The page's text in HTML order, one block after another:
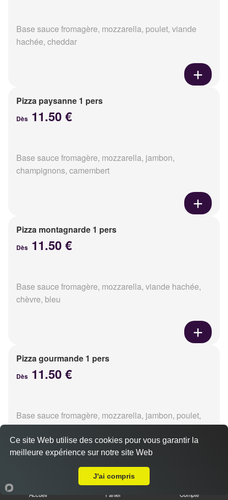
Base sauce fromagère, mozzarella, poulet, viande
hachée, cheddar
Pizza paysanne 1 pers
Dès 11.50 €
Base sauce fromagère, mozzarella, jambon,
champignons, camembert
Pizza montagnarde 1 pers
Dès 11.50 €
Base sauce fromagère, mozzarella, viande hachée,
chèvre, bleu
Pizza gourmande 1 pers
Dès 11.50 €
Base sauce fromagère, mozzarella, jambon, poulet,
pommes de terre, oignons
Pizza tikka 1 pers
Accueil Panier Compte
Ce site Web utilise des cookies pour vous garantir la
meilleure expérience sur notre site Web
J'ai compris